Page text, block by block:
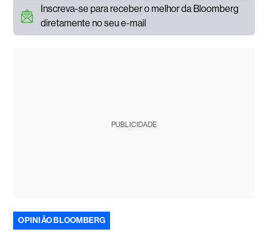
Inscreva-se para receber o melhor da Bloomberg
diretamente no seu e-mail
PUBLICIDADE
OPINIÃO BLOOMBERG